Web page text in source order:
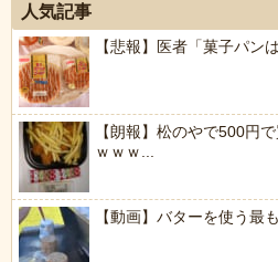
人気記事
【悲報】医者「菓子パン
【朗報】松のやで500円
ｗｗｗ...
【動画】バターを使う最